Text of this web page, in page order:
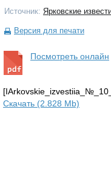
Источник: Ярковские
Версия для печати
Посмотреть онлайн
Скачать (2.828 Mb)